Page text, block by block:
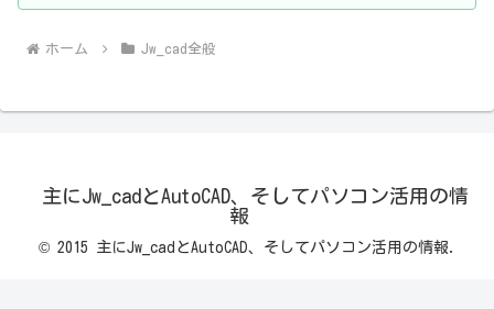
ホーム Jw_cad全般
主にJw_cadとAutoCAD、そしてパソコン活用の情
報
© 2015 主にJw_cadとAutoCAD、そしてパソコン活用の情報.